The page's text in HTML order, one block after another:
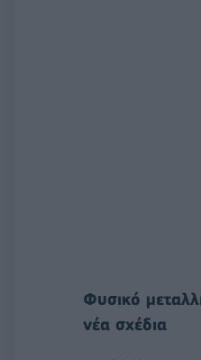
Φυσικό
νέα σχέδια